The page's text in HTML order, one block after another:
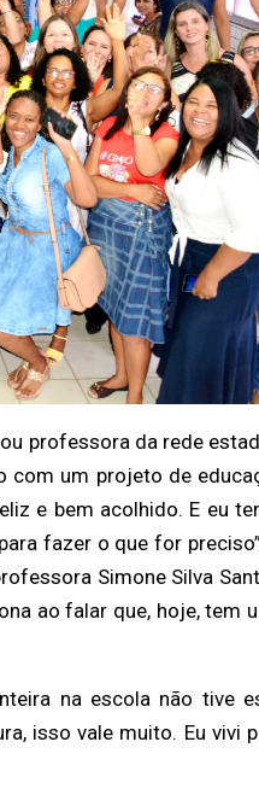
professora da rede
com um projeto de
e bem acolhido. E eu
fazer o que for
Simone Silva
ao falar que, hoje, tem
na escola não tive
isso vale muito. Eu vivi